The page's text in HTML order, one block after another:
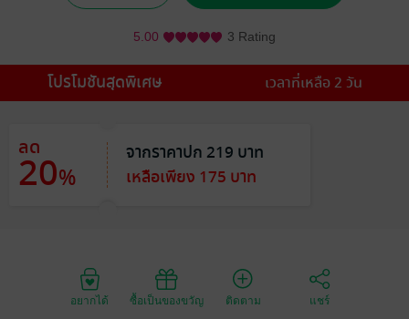
5.00 3 Rating
โปรโมชันสุดพิเศษ เวลาที่เหลือ 2 วัน
ลด
20%
จากราคาปก 219 บาท
เหลือเพียง 175 บาท
อยากได้ ซื้อเป็นของขวัญ ติดตาม แชร์